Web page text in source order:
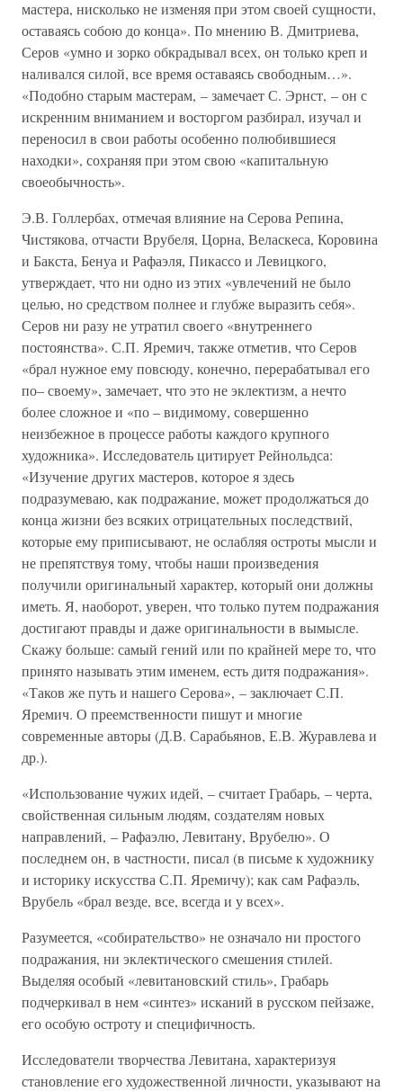
мастера, нисколько не изменяя при этом своей сущности,
оставаясь собою до конца». По мнению В. Дмитриева,
Серов «умно и зорко обкрадывал всех, он только креп и
наливался силой, все время оставаясь свободным…».
«Подобно старым мастерам, – замечает С. Эрнст, – он с
искренним вниманием и восторгом разбирал, изучал и
переносил в свои работы особенно полюбившиеся
находки», сохраняя при этом свою «капитальную
своеобычность».
Э.В. Голлербах, отмечая влияние на Серова Репина,
Чистякова, отчасти Врубеля, Цорна, Веласкеса, Коровина
и Бакста, Бенуа и Рафаэля, Пикассо и Левицкого,
утверждает, что ни одно из этих «увлечений не было
целью, но средством полнее и глубже выразить себя».
Серов ни разу не утратил своего «внутреннего
постоянства». С.П. Яремич, также отметив, что Серов
«брал нужное ему повсюду, конечно, перерабатывал его
по– своему», замечает, что это не эклектизм, а нечто
более сложное и «по – видимому, совершенно
неизбежное в процессе работы каждого крупного
художника». Исследователь цитирует Рейнольдса:
«Изучение других мастеров, которое я здесь
подразумеваю, как подражание, может продолжаться до
конца жизни без всяких отрицательных последствий,
которые ему приписывают, не ослабляя остроты мысли и
не препятствуя тому, чтобы наши произведения
получили оригинальный характер, который они должны
иметь. Я, наоборот, уверен, что только путем подражания
достигают правды и даже оригинальности в вымысле.
Скажу больше: самый гений или по крайней мере то, что
принято называть этим именем, есть дитя подражания».
«Таков же путь и нашего Серова», – заключает С.П.
Яремич. О преемственности пишут и многие
современные авторы (Д.В. Сарабьянов, Е.В. Журавлева и
др.).
«Использование чужих идей, – считает Грабарь, – черта,
свойственная сильным людям, создателям новых
направлений, – Рафаэлю, Левитану, Врубелю». О
последнем он, в частности, писал (в письме к художнику
и историку искусства С.П. Яремичу); как сам Рафаэль,
Врубель «брал везде, все, всегда и у всех».
Разумеется, «собирательство» не означало ни простого
подражания, ни эклектического смешения стилей.
Выделяя особый «левитановский стиль», Грабарь
подчеркивал в нем «синтез» исканий в русском пейзаже,
его особую остроту и специфичность.
Исследователи творчества Левитана, характеризуя
становление его художественной личности, указывают на